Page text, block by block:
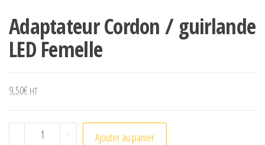
Adaptateur Cordon / guirlande
LED Femelle
9,50€ HT
- quantité de Adaptateur Cordon / guirlande LED Femelle
+ Ajouter au panier